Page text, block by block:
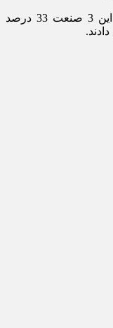
آمارها حاکی از آن است در هفته گذشته این 3 صنعت 33 درصد